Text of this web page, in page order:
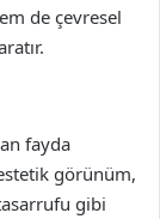
de çevresel
fayda
görünüm,
gibi